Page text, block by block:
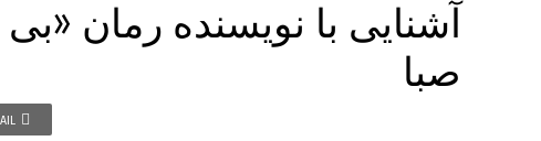
آشنایی با نویسنده رمان «بی
صبا